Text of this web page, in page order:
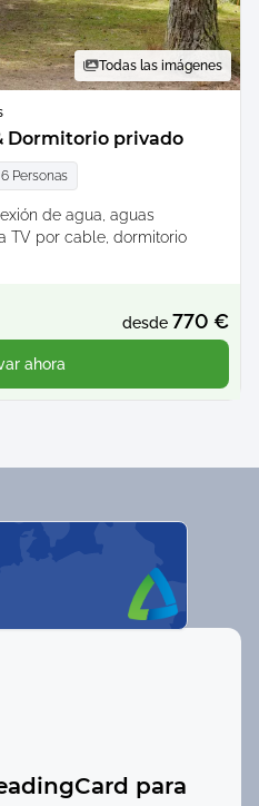
Todas las imágenes
Dormitorio privado
6 Personas
de agua, aguas
TV por cable, dormitorio
desde 770 €
ahora
para